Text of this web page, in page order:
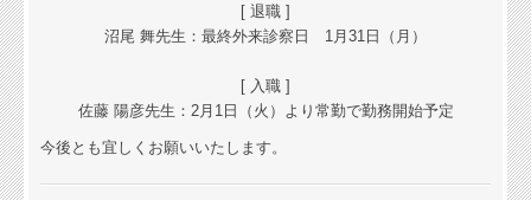
[ 退職 ]
沼尾 舞先生：最終外来診察日 1月31日（月）
[ 入職 ]
佐藤 陽彦先生：2月1日（火）より常勤で勤務開始予定
今後とも宜しくお願いいたします。